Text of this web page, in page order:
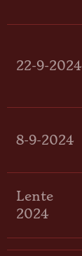
22-9-2024
8-9-2024
Lente
2024